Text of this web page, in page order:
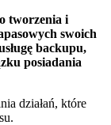
tworzenia i
swoich
backupu,
posiadania
działań, które